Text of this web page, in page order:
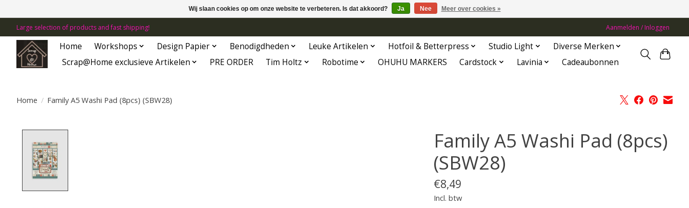
Large selection of products and fast shipping! Aanmelden / Inloggen
Home Workshops Design Papier Benodigdheden Leuke Artikelen Hotfoil & Betterpress Studio Light
Diverse Merken
Scrap@Home exclusieve Artikelen
PRE ORDER Tim Holtz Robotime OHUHU MARKERS Cardstock Lavinia Cadeaubonnen
Home / Family A5 Washi Pad (8pcs) (SBW28)
Family A5 Washi Pad (8pcs)
(SBW28)
€8,49
Incl. btw
Wij slaan cookies op om onze website te verbeteren. Is dat akkoord? Ja Nee Meer over cookies »